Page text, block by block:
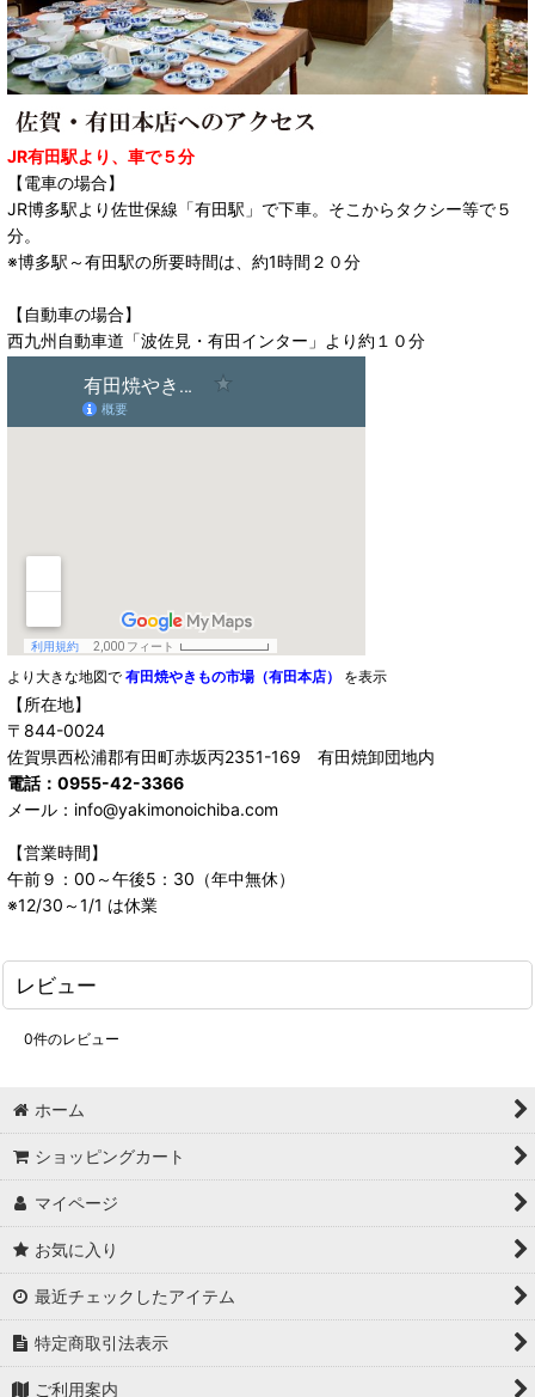
JR有田駅より、車で５分
【電車の場合】
JR博多駅より佐世保線「有田駅」で下車。そこからタクシー等で５
分。
※博多駅～有田駅の所要時間は、約1時間２０分
【自動車の場合】
西九州自動車道「波佐見・有田インター」より約１０分
より大きな地図で 有田焼やきもの市場（有田本店） を表示
【所在地】
〒844-0024
佐賀県西松浦郡有田町赤坂丙2351-169 有田焼卸団地内
電話：0955-42-3366
メール：info@yakimonoichiba.com
【営業時間】
午前９：00～午後5：30（年中無休）
※12/30～1/1 は休業
レビュー
0件のレビュー
ホーム
ショッピングカート
マイページ
お気に入り
最近チェックしたアイテム
特定商取引法表示
ご利用案内